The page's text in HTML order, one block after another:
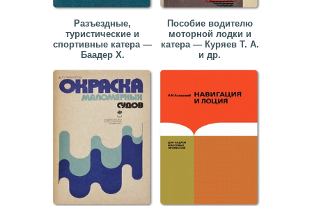
Разъездные,
туристические и
спортивные катера —
Баадер Х.
Пособие водителю
моторной лодки и
катера — Куряев Т. А.
и др.